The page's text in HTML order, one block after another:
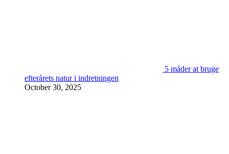
5 måder at bruge
efterårets natur i indretningen
October 30, 2025